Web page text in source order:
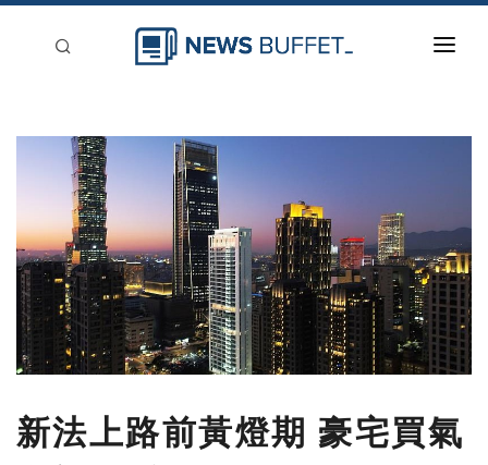
新聞稿分類
登入
刊登
新法上路前黃燈期 豪宅買氣